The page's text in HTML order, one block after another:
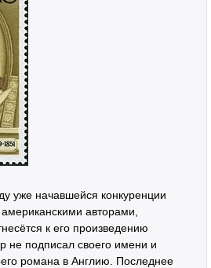
уже начавшейся конкуренции
авторами,
к его произведению
не подписал своего имени и
романа в Англию. Последнее